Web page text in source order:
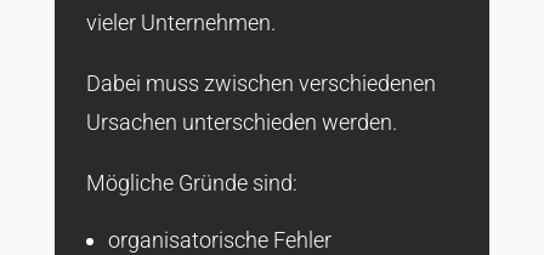
vieler Unternehmen.
Dabei muss zwischen verschiedenen
Ursachen unterschieden werden.
Mögliche Gründe sind:
organisatorische Fehler